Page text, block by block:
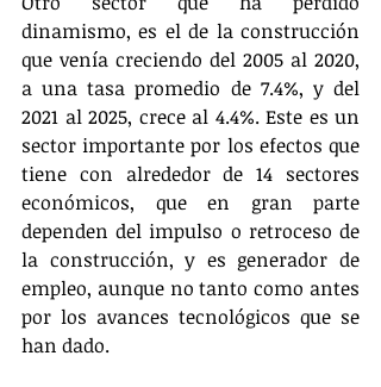
dinamismo, es el de la construcción
que venía creciendo del 2005 al 2020,
a una tasa promedio de 7.4%, y del
2021 al 2025, crece al 4.4%. Este es un
sector importante por los efectos que
tiene con alrededor de 14 sectores
económicos, que en gran parte
dependen del impulso o retroceso de
la construcción, y es generador de
empleo, aunque no tanto como antes
por los avances tecnológicos que se
han dado.